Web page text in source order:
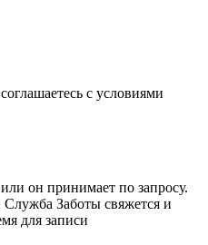
с условиями
он принимает по запросу.
Заботы свяжется и
для записи